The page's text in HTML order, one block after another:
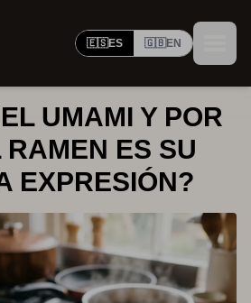
🇪🇸ES 🇬🇧 EN
UMAMI Y POR
RAMEN ES SU
EXPRESIÓN?